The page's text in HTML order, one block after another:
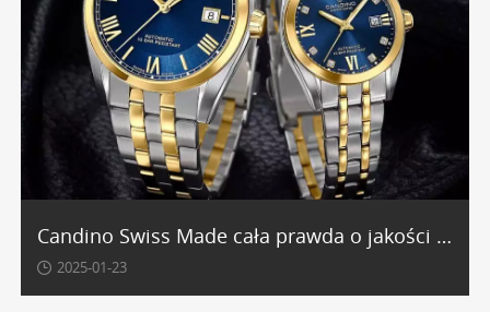
Candino Swiss Made cała prawda o jakości szwajcarskich zegarków
2025-01-23